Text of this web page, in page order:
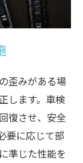
歪みがある場
します。車検
復させ、安全
要に応じて部
準じた性能を